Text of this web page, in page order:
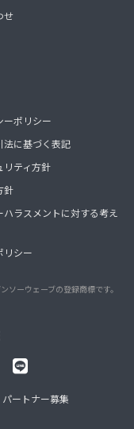
せ
ーポリシー
法に基づく表記
リティ方針
針
ハラスメントに対する考え
リシー
ソーウェーブの登録商標です。
パートナー募集